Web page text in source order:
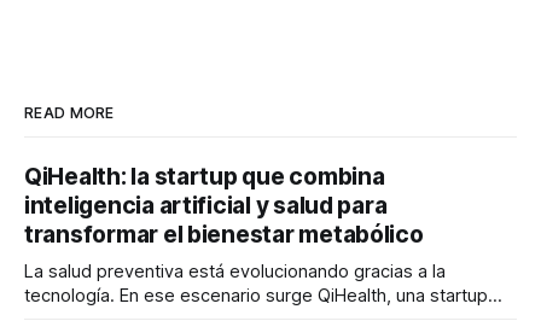
READ MORE
QiHealth: la startup que combina
inteligencia artificial y salud para
transformar el bienestar metabólico
La salud preventiva está evolucionando gracias a la
tecnología. En ese escenario surge QiHealth, una startup